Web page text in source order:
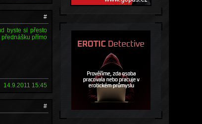
#
byste si přesto
přímo
14.9.2011 15:45
#